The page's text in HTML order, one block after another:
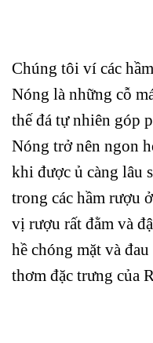
Chúng tôi ví các
Nóng là những cỗ
thế đá tự nhiên góp
Nóng trở nên ngon
khi được ủ càng lâu
trong các hầm rượu
vị rượu rất đằm và
hề chóng mặt và
thơm đặc trưng của